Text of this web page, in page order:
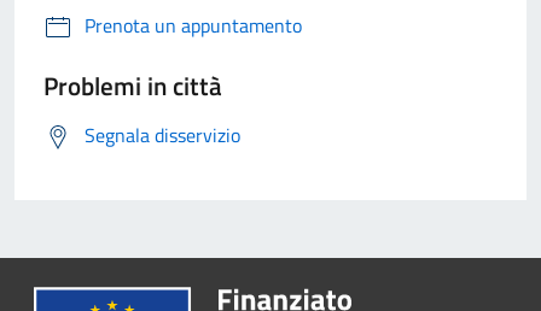
Prenota un appuntamento
Problemi in città
Segnala disservizio